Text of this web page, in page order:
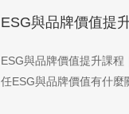
ESG與品牌價值提升課
任ESG與品牌價值有什麼